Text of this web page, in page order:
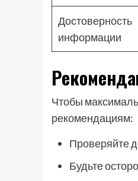
Достоверность
информации
Чтобы
рекомендациям:
Проверяйте
Будьте